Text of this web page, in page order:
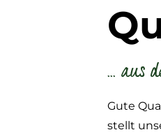
... aus
Gute
stellt